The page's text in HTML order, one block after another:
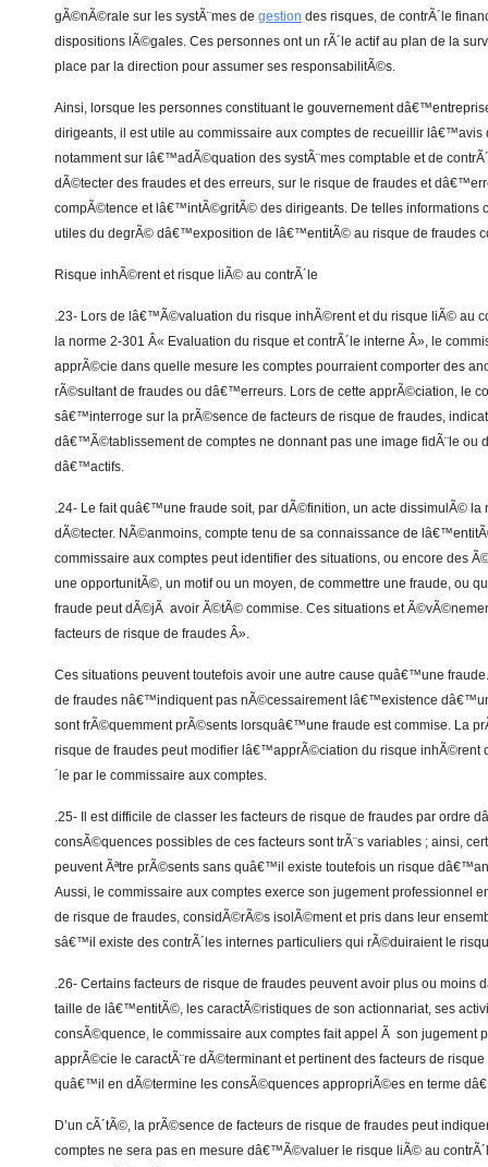
gÃ©nÃ©rale sur les systÃ¨mes de gestion des risques, de contrÃ´le
dispositions lÃ©gales. Ces personnes ont un rÃ´le actif au plan de la
place par la direction pour assumer ses responsabilitÃ©s.
Ainsi, lorsque les personnes constituant le gouvernement
dirigeants, il est utile au commissaire aux comptes de recueillir lâ€™avis
notamment sur lâ€™adÃ©quation des systÃ¨mes comptable et de
dÃ©tecter des fraudes et des erreurs, sur le risque de fraudes et
compÃ©tence et lâ€™intÃ©gritÃ© des dirigeants. De telles informations
utiles du degrÃ© dâ€™exposition de lâ€™entitÃ© au risque de fraudes
Risque inhÃ©rent et risque liÃ© au contrÃ´le
.23- Lors de lâ€™Ã©valuation du risque inhÃ©rent et du risque liÃ© au
la norme 2-301 Â« Evaluation du risque et contrÃ´le interne Â», le
apprÃ©cie dans quelle mesure les comptes pourraient comporter des
rÃ©sultant de fraudes ou dâ€™erreurs. Lors de cette apprÃ©ciation, le
sâ€™interroge sur la prÃ©sence de facteurs de risque de fraudes,
dâ€™Ã©tablissement de comptes ne donnant pas une image fidÃ¨le ou
dâ€™actifs.
.24- Le fait quâ€™une fraude soit, par dÃ©finition, un acte dissimulÃ© la
dÃ©tecter. NÃ©anmoins, compte tenu de sa connaissance de
commissaire aux comptes peut identifier des situations, ou encore des
une opportunitÃ©, un motif ou un moyen, de commettre une fraude, ou
fraude peut dÃ©jÃ avoir Ã©tÃ© commise. Ces situations et
facteurs de risque de fraudes Â».
Ces situations peuvent toutefois avoir une autre cause quâ€™une
de fraudes nâ€™indiquent pas nÃ©cessairement lâ€™existence
sont frÃ©quemment prÃ©sents lorsquâ€™une fraude est commise. La
risque de fraudes peut modifier lâ€™apprÃ©ciation du risque inhÃ©rent
´le par le commissaire aux comptes.
.25- Il est difficile de classer les facteurs de risque de fraudes par ordre
consÃ©quences possibles de ces facteurs sont trÃ¨s variables ; ainsi,
peuvent Ãªtre prÃ©sents sans quâ€™il existe toutefois un risque
Aussi, le commissaire aux comptes exerce son jugement professionnel
de risque de fraudes, considÃ©rÃ©s isolÃ©ment et pris dans leur
sâ€™il existe des contrÃ´les internes particuliers qui rÃ©duiraient le
.26- Certains facteurs de risque de fraudes peuvent avoir plus ou moins
taille de lâ€™entitÃ©, les caractÃ©ristiques de son actionnariat, ses
consÃ©quence, le commissaire aux comptes fait appel Ã son jugement
apprÃ©cie le caractÃ¨re dÃ©terminant et pertinent des facteurs de
quâ€™il en dÃ©termine les consÃ©quences appropriÃ©es en terme
D’un cÃ´tÃ©, la prÃ©sence de facteurs de risque de fraudes peut
comptes ne sera pas en mesure dâ€™Ã©valuer le risque liÃ© au